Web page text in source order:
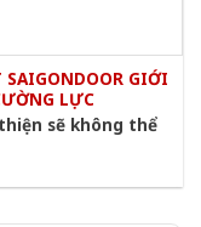
SAIGONDOOR GIỚI
LỰC
sẽ không thể